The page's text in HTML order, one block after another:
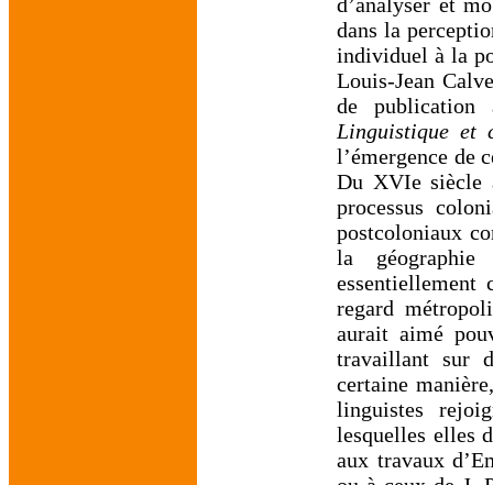
dans la
individuel à la
Louis-Jean
de publication
Linguistique et
l’émergence de
Du XVIe siècle
processus
postcoloniaux
la
essentiellement
regard
aurait aimé
travaillant sur
certaine
linguistes
lesquelles elles
aux travaux